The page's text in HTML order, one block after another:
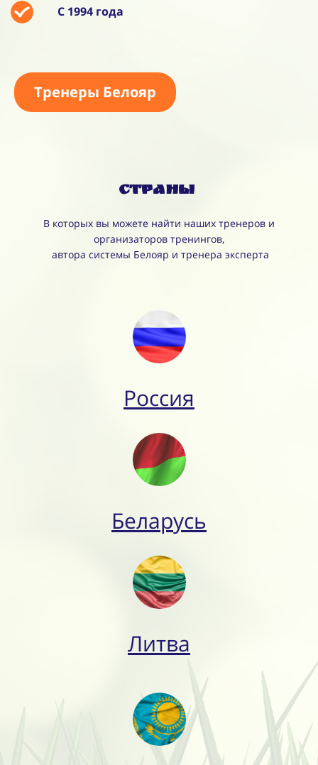
С 1994 года
Тренеры Белояр
Страны
В которых вы можете найти наших тренеров и
организаторов тренингов,
автора системы Белояр и тренера эксперта
Россия
Беларусь
Литва